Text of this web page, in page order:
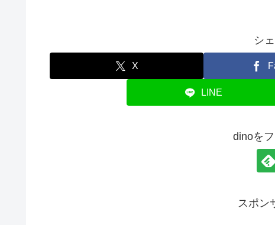
シ
X
LINE
dinoを
スポン